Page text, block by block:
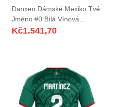
Danxen Dámské Mexiko Tvé
Jméno #0 Bílá Vínová
Zelená Daleko Hráčské
Kč1.541,70